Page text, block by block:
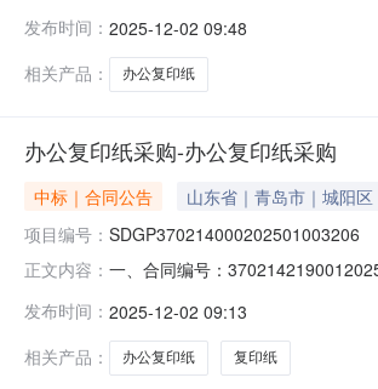
2025-11-27合同金额：0.3784万
发布时间： 2025-12-02 09:48
相关产品：
办公复印纸
办公复印纸采购-办公复印纸采购
中标｜合同公告 山东省｜青岛市｜城阳区
项目编号： SDGP370214000202501003206
正文内容： 一、合同编号：
路391号联系方式：18669807041
发布时间： 2025-12-02 09:13
相关产品：
办公复印纸 复印纸